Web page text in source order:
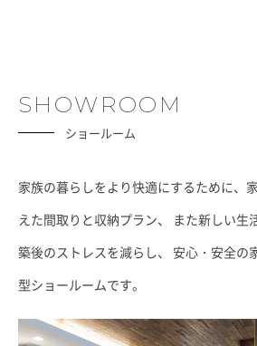
SHOWROOM
ショールーム
家族の暮らしをより快適にするために、
えた間取りと収納プラン、
また新しい生
築後のストレスを減らし、
安心・安全の
型ショールームです。